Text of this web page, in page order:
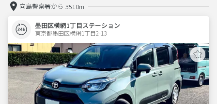
向島警察署から 3510m
墨田区横網1丁目ステーション
東京都墨田区横網1丁目2-13